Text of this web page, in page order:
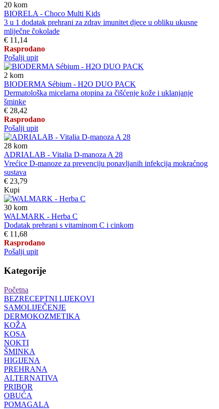
20 kom
BIORELA - Choco Multi Kids
3 u 1 dodatak prehrani za zdrav imunitet djece u obliku ukusne
mliječne čokolade
€ 11,14
Rasprodano
Pošalji upit
2 kom
BIODERMA Sébium - H2O DUO PACK
Dermatološka micelarna otopina za čišćenje kože i uklanjanje
šminke
€ 28,42
Rasprodano
Pošalji upit
28 kom
ADRIALAB - Vitalia D-manoza A 28
Vrećice D-manoze za prevenciju ponavljanih infekcija mokraćnog
sustava
€ 23,79
Kupi
30 kom
WALMARK - Herba C
Dodatak prehrani s vitaminom C i cinkom
€ 11,68
Rasprodano
Pošalji upit
Kategorije
Početna
BEZRECEPTNI LIJEKOVI
SAMOLIJEČENJE
DERMOKOZMETIKA
KOŽA
KOSA
NOKTI
ŠMINKA
HIGIJENA
PREHRANA
ALTERNATIVA
PRIBOR
OBUĆA
POMAGALA